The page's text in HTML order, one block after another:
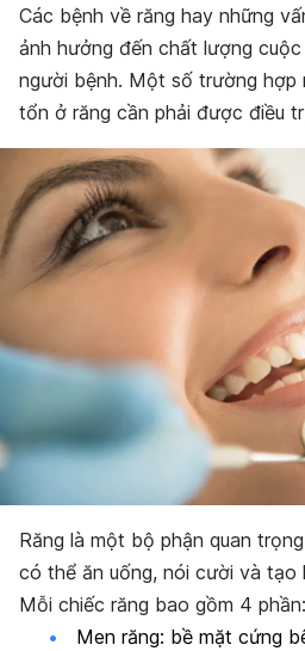
Các bệnh về răng hay những
ảnh hưởng đến chất lượng
người bệnh. Một số trường hợp
tổn ở răng cần phải được điều
Răng là một bộ phận quan
có thể ăn uống, nói cười và tạo
Mỗi chiếc răng bao gồm 4 phần:
Men răng: bề mặt cứng